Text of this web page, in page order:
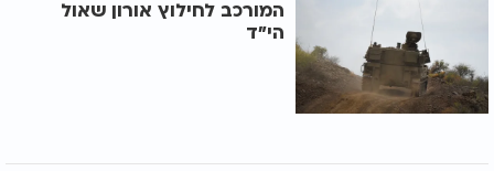
המורכב לחילוץ אורון שאול
הי"ד